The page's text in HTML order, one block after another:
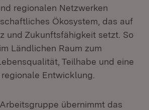
regionalen Netzwerken
Ökosystem, das auf
und Zukunftsfähigkeit setzt. So
Ländlichen Raum zum
Teilhabe und eine
Entwicklung.
übernimmt das